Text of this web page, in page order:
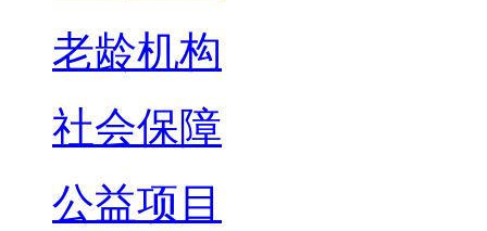
老龄机构
社会保障
公益项目